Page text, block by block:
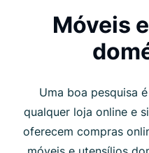
Móveis
Uma boa pesquisa
qualquer loja online e
oferecem compras